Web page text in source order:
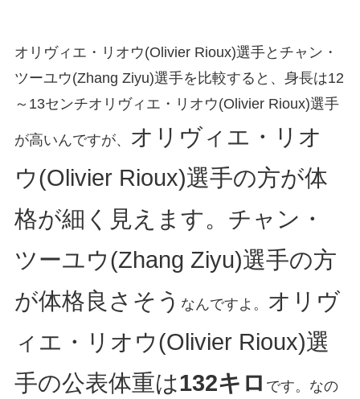
オリヴィエ・リオウ(Olivier Rioux)選手とチャン・
ツーユウ(Zhang Ziyu)選手を比較すると、身長は12
～13センチオリヴィエ・リオウ(Olivier Rioux)選手
が高いんですが、
オリヴィエ・リオ
ウ(Olivier Rioux)選手の方が体
格が細く見えます。チャン・
ツーユウ(Zhang Ziyu)選手の方
が体格良さそう なんですよ。
オリヴ
ィエ・リオウ(Olivier Rioux)選
手の公表体重は132キロ です。なの